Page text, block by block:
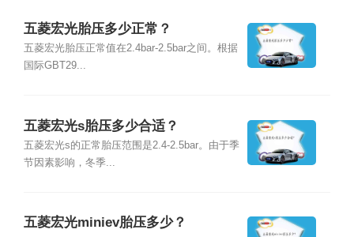
五菱宏光胎压多少正常？
五菱宏光胎压正常值在2.4bar-2.5bar之间。根据
国际GBT29...
五菱宏光s胎压多少合适？
五菱宏光s的正常胎压范围是2.4-2.5bar。由于季
节因素影响，冬季...
五菱宏光miniev胎压多少？